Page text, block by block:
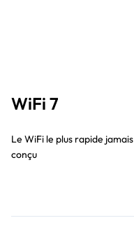
WiFi 7
Le WiFi le plus rapide jamais
conçu